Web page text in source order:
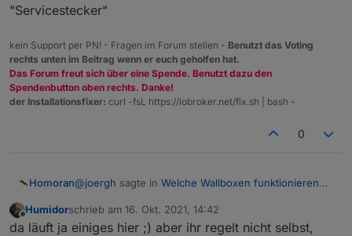
"Servicestecker"
kein Support per PN! - Fragen im Forum stellen - Benutzt das Voting
rechts unten im Beitrag wenn er euch geholfen hat.
Das Forum freut sich über eine Spende. Benutzt dazu den
Spendenbutton oben rechts. Danke!
der Installationsfixer: curl -fsL https://iobroker.net/fix.sh | bash -
0
Homoran@joergh sagte in Welche Wallboxen funktionieren
der nutzt die Cloudlösung (die auch die APP
Online
Humidorschrieb am 16. Okt. 2021, 14:42
zuletzt editiert von
da läuft ja einiges hier ;) aber ihr regelt nicht selbst,